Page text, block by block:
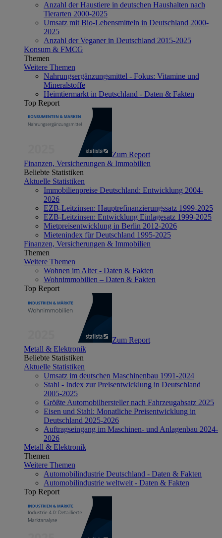
Anzahl der Haustiere in deutschen Haushalten nach
Tierarten 2000-2025
Umsatz mit Bio-Lebensmitteln in Deutschland 2000-
2025
Anzahl der Veganer in Deutschland 2015-2025
Konsum & FMCG
Themen
Weitere Themen
Nahrungsergänzungsmittel - Fokus: Vitamine und
Mineralstoffe
Heimtiermarkt in Deutschland - Daten & Fakten
Top Report
Zum Report
Finanzen, Versicherungen & Immobilien
Beliebte Statistiken
Aktuelle Statistiken
Immobilienpreise Deutschland: Entwicklung 2004-
2026
EZB-Leitzinsen: Hauptrefinanzierungssatz 1999-2025
EZB-Leitzinsen: Entwicklung Einlagesatz 1999-2025
Mietpreisentwicklung in Berlin 2012-2026
Mietenindex für Deutschland 1995-2025
Finanzen, Versicherungen & Immobilien
Themen
Weitere Themen
Wohnen im Alter - Daten & Fakten
Wohnimmobilien – Daten & Fakten
Top Report
Zum Report
Metall & Elektronik
Beliebte Statistiken
Aktuelle Statistiken
Umsatz im deutschen Maschinenbau 1991-2024
Stahl - Index zur Preisentwicklung in Deutschland
2005-2025
Größte Automobilhersteller nach Fahrzeugabsatz 2025
Eisen und Stahl: Monatliche Preisentwicklung in
Deutschland 2025-2026
Auftragseingang im Maschinen- und Anlagenbau 2024-
2026
Metall & Elektronik
Themen
Weitere Themen
Automobilindustrie Deutschland - Daten & Fakten
Automobilindustrie weltweit - Daten & Fakten
Top Report